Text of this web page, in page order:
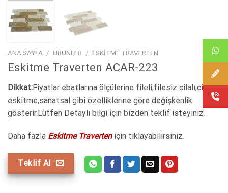
ANA SAYFA / ÜRÜNLER / ESKITME TRAVERTEN
Eskitme Traverten ACAR-223
Dikkat:Fiyatlar ebatlarına ölçülerine fileli,filesiz cilalı,cilasız
eskitme,sanatsal gibi özelliklerine göre değişkenlik
gösterir.Lütfen Detaylı bilgi için bizden teklif isteyiniz.
Daha fazla Eskitme Traverteniçin tıklayabilirsiniz.
Teklif Al